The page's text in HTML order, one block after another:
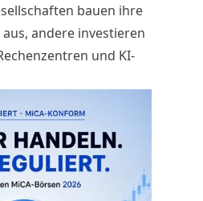
bauen ihre
andere investieren
und KI-